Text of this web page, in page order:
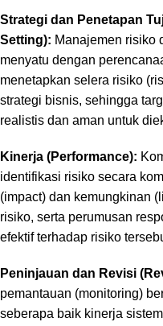
Strategi dan Penetapan
Setting): Manajemen risiko
menyatu dengan
menetapkan selera risiko (
strategi bisnis, sehingga
realistis dan aman untuk
Kinerja (Performance):
identifikasi risiko secara
(impact) dan kemungkinan (
risiko, serta perumusan
efektif terhadap risiko
Peninjauan dan Revisi
pemantauan (monitoring)
seberapa baik kinerja